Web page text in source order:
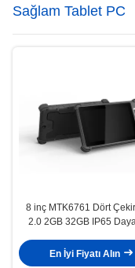
Sağlam Tablet PC
8 inç MTK6761 Dört
2.0 2GB 32GB IP65
En İyi Fiyatı Alın